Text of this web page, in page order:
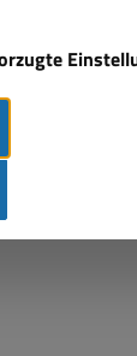
6223DW,
6227DW,
6227DWLE,
6270DWPE,